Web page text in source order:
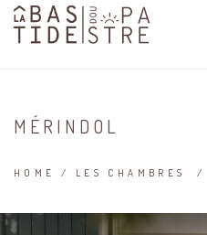
MÉRINDOL
HOME / LES CHAMBRES /